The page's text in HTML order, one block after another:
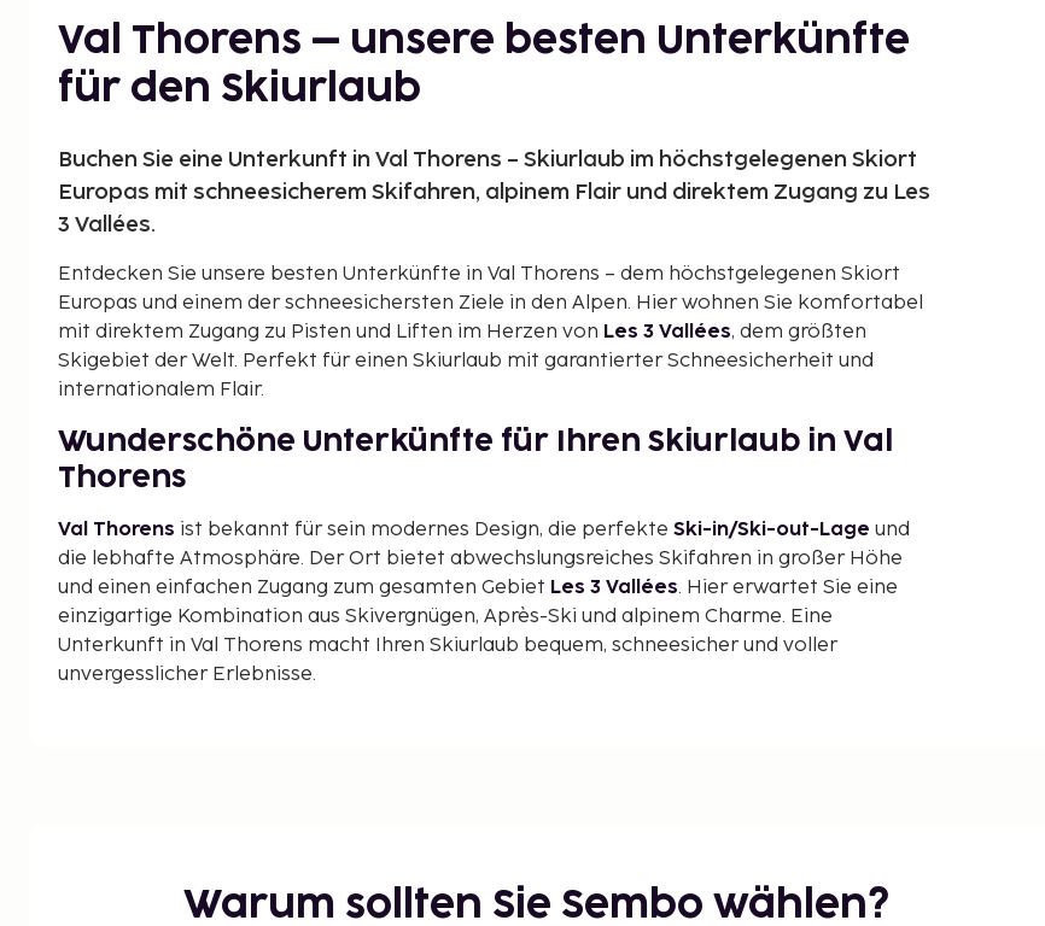
Val Thorens – unsere besten Unterkünfte
für den Skiurlaub
Buchen Sie eine Unterkunft in Val Thorens – Skiurlaub im höchstgelegenen Skiort
Europas mit schneesicherem Skifahren, alpinem Flair und direktem Zugang zu Les
3 Vallées.
Entdecken Sie unsere besten Unterkünfte in Val Thorens – dem höchstgelegenen Skiort
Europas und einem der schneesichersten Ziele in den Alpen. Hier wohnen Sie komfortabel
mit direktem Zugang zu Pisten und Liften im Herzen von Les 3 Vallées, dem größten
Skigebiet der Welt. Perfekt für einen Skiurlaub mit garantierter Schneesicherheit und
internationalem Flair.
Wunderschöne Unterkünfte für Ihren Skiurlaub in Val
Thorens
Val Thorens ist bekannt für sein modernes Design, die perfekte Ski-in/Ski-out-Lage und
die lebhafte Atmosphäre. Der Ort bietet abwechslungsreiches Skifahren in großer Höhe
und einen einfachen Zugang zum gesamten Gebiet Les 3 Vallées. Hier erwartet Sie eine
einzigartige Kombination aus Skivergnügen, Après-Ski und alpinem Charme. Eine
Unterkunft in Val Thorens macht Ihren Skiurlaub bequem, schneesicher und voller
unvergesslicher Erlebnisse.
Warum sollten Sie Sembo wählen?